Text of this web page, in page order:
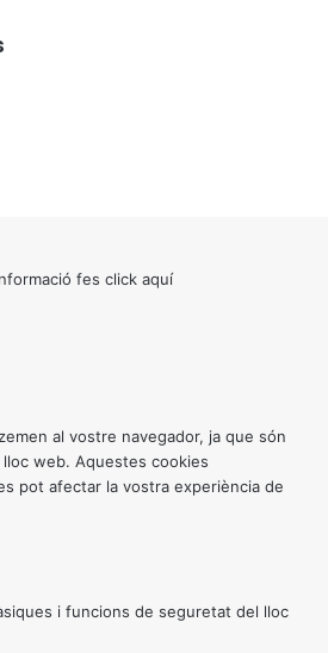
fes click aquí
al vostre navegador, ja que són
web. Aquestes cookies
pot afectar la vostra experiència de
i funcions de seguretat del lloc